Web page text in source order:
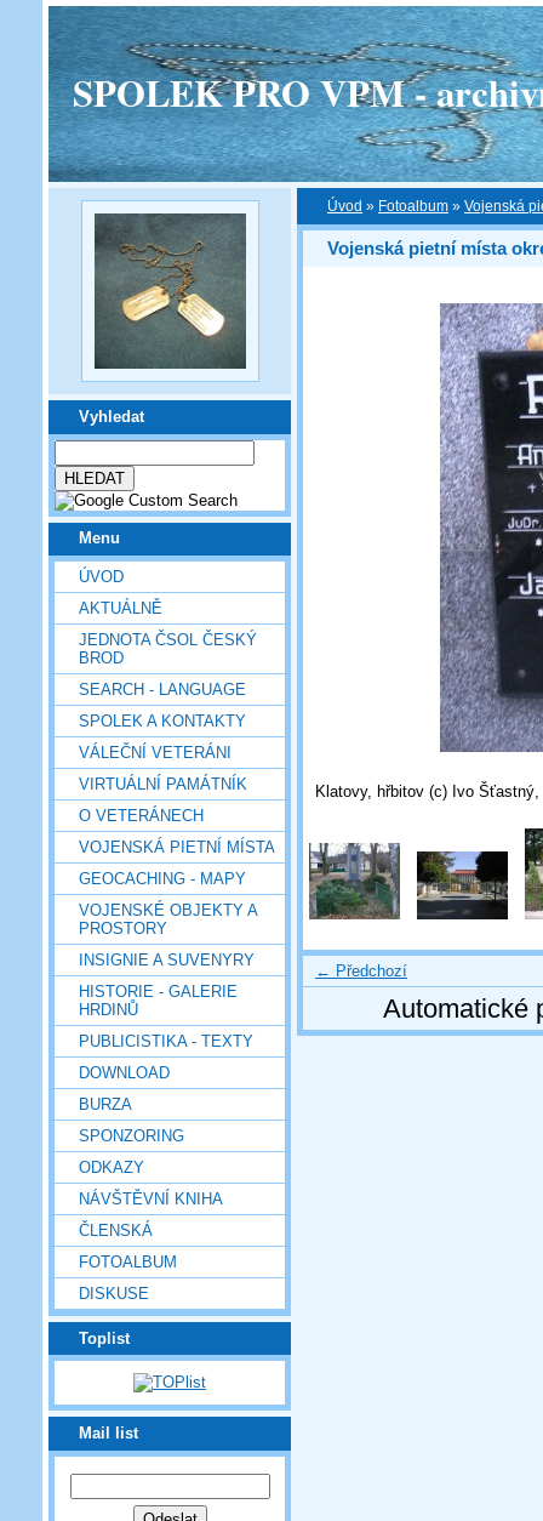
SPOLEK PRO VPM -
Vyhledat
Menu
ÚVOD
AKTUÁLNĚ
JEDNOTA ČSOL ČESKÝ
BROD
SEARCH - LANGUAGE
SPOLEK A KONTAKTY
VÁLEČNÍ VETERÁNI
VIRTUÁLNÍ PAMÁTNÍK
O VETERÁNECH
VOJENSKÁ PIETNÍ MÍSTA
GEOCACHING - MAPY
VOJENSKÉ OBJEKTY A
PROSTORY
INSIGNIE A SUVENYRY
HISTORIE - GALERIE
HRDINŮ
PUBLICISTIKA - TEXTY
DOWNLOAD
BURZA
SPONZORING
ODKAZY
NÁVŠTĚVNÍ KNIHA
ČLENSKÁ
FOTOALBUM
DISKUSE
Toplist
Mail list
Úvod » Fotoalbum » Vojenská
Vojenská pietní místa
Klatovy, hřbitov (c) Ivo Šťastný,
← Předchozí
Automatické